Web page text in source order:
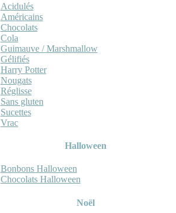
Acidulés
Américains
Chocolats
Cola
Guimauve / Marshmallow
Gélifiés
Harry Potter
Nougats
Réglisse
Sans gluten
Sucettes
Vrac
Halloween
Bonbons Halloween
Chocolats Halloween
Noël